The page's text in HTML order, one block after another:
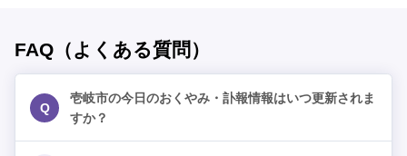
FAQ（よくある質問）
Q
壱岐市の今日のおくやみ・訃報情報はいつ更新されま
すか？